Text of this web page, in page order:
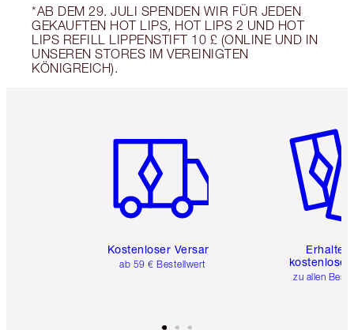
*AB DEM 29. JULI SPENDEN WIR FÜR JEDEN
GEKAUFTEN HOT LIPS, HOT LIPS 2 UND HOT
LIPS REFILL LIPPENSTIFT 10 £ (ONLINE UND IN
UNSEREN STORES IM VEREINIGTEN
KÖNIGREICH).
Kostenloser Versand
ab 59 € Bestellwert
Erhalte
kostenlose
zu allen